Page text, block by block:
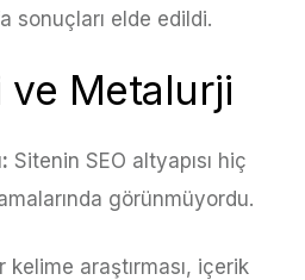
sonuçları elde edildi.
ve Metalurji
Sitenin SEO altyapısı hiç
görünmüyordu.
kelime araştırması, içerik